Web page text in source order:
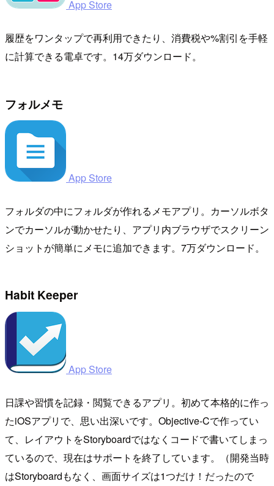
App Store
履歴をワンタップで再利用できたり、消費税や%割引を手軽
に計算できる電卓です。14万ダウンロード。
フォルメモ
App Store
フォルダの中にフォルダが作れるメモアプリ。カーソルボタ
ンでカーソルが動かせたり、アプリ内ブラウザでスクリーン
ショットが簡単にメモに追加できます。7万ダウンロード。
Habit Keeper
App Store
日課や習慣を記録・閲覧できるアプリ。初めて本格的に作っ
たiOSアプリで、思い出深いです。Objective-Cで作ってい
て、レイアウトをStoryboardではなくコードで書いてしまっ
ているので、現在はサポートを終了しています。（開発当時
はStoryboardもなく、画面サイズは1つだけ！だったので